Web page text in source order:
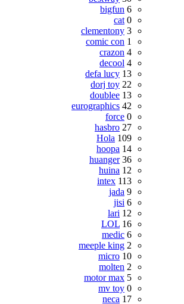
bigfun 6
cat 0
clementony 3
comic con 1
crazon 4
decool 4
defa lucy 13
dorj toy 22
doublee 13
eurographics 42
force 0
hasbro 27
Hola 109
hoopa 14
huanger 36
huina 12
intex 113
jada 9
jisi 6
lari 12
LOL 16
medic 6
meeple king 2
micro 10
molten 2
motor max 5
mv toy 0
neca 17